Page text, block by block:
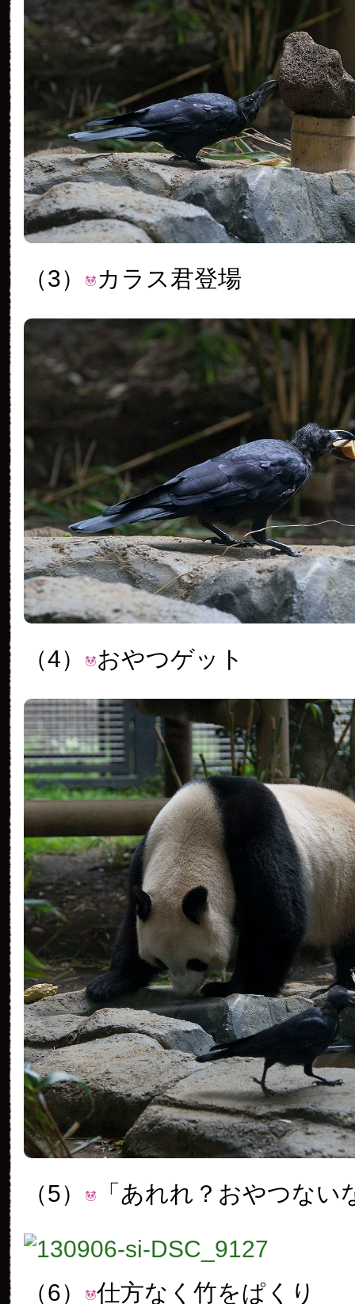
（3） カラス君登場
（4） おやつゲット
（5） 「あれれ？おやつない
（6） 仕方なく竹をぱくり